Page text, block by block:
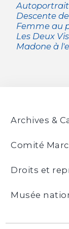
Autoportrait
Descente
Femme au
Les Deux
Madone à
Archives &
Comité Marc
Droits et
Musée